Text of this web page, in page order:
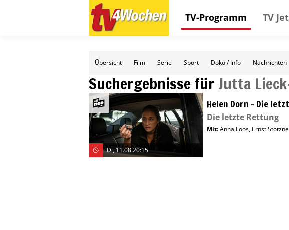
TV-Programm TV
Übersicht Film Serie Sport Doku / Info Nachrichten
Suchergebnisse für Jutta
Di, 11.08 20:15
Helen Dorn – Die
Die letzte Rettung
Mit:Anna Loos, Ernst